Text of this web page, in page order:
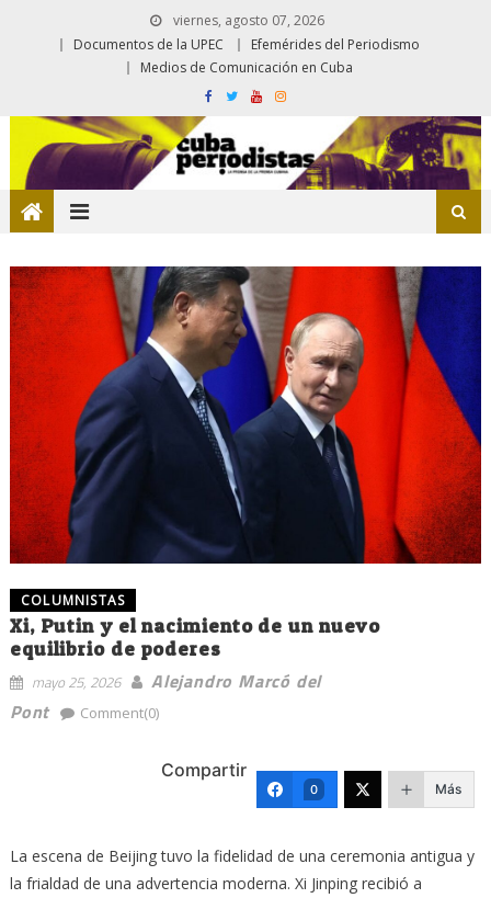
viernes, agosto 07, 2026
Documentos de la UPEC
Efemérides del Periodismo
Medios de Comunicación en Cuba
COLUMNISTAS
Xi, Putin y el nacimiento de un nuevo
equilibrio de poderes
mayo 25, 2026
Alejandro Marcó del
Pont
Comment(0)
Compartir
0 Más
La escena de Beijing tuvo la fidelidad de una ceremonia antigua y
la frialdad de una advertencia moderna. Xi Jinping recibió a